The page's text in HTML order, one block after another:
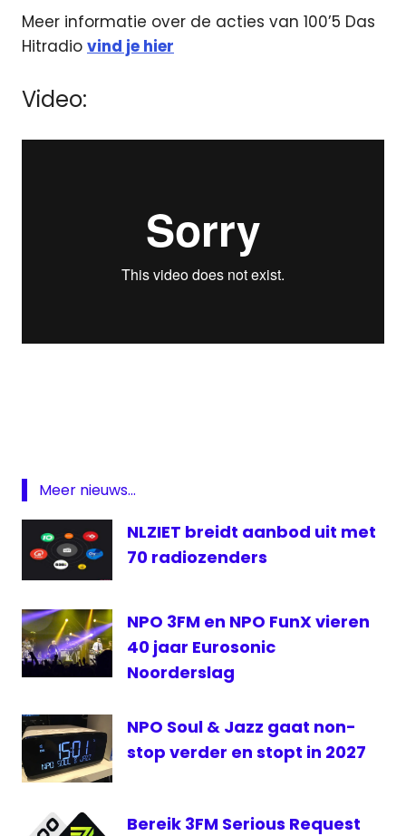
Meer informatie over de acties van 100’5 Das
Hitradio vind je hier
Video:
Eupen
Limburg
Radio
Request
Meer nieuws...
NLZIET breidt aanbod uit met
70 radiozenders
NPO 3FM en NPO FunX vieren
40 jaar Eurosonic
Noorderslag
NPO Soul & Jazz gaat non-
stop verder en stopt in 2027
Bereik 3FM Serious Request